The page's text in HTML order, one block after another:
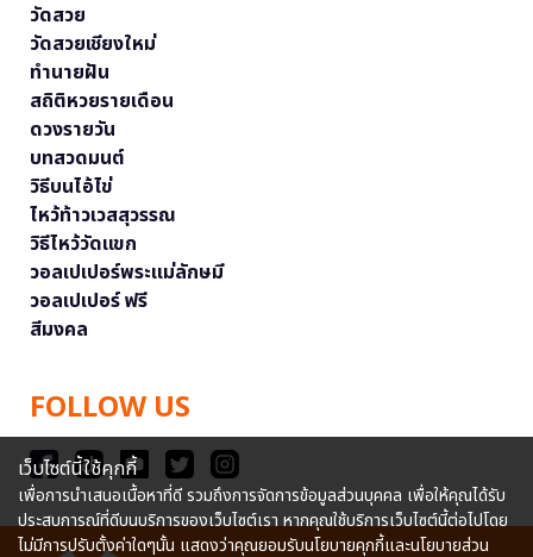
วัดสวย
วัดสวยเชียงใหม่
ทำนายฝัน
สถิติหวยรายเดือน
ดวงรายวัน
บทสวดมนต์
วิธีบนไอ้ไข่
ไหว้ท้าวเวสสุวรรณ
วิธีไหว้วัดแขก
วอลเปเปอร์พระแม่ลักษมี
วอลเปเปอร์ ฟรี
สีมงคล
FOLLOW US
เว็บไซต์นี้ใช้คุกกี้
เพื่อการนำเสนอเนื้อหาที่ดี รวมถึงการจัดการข้อมูลส่วนบุคคล เพื่อให้คุณได้รับ
ประสบการณ์ที่ดีบนบริการของเว็บไซต์เรา หากคุณใช้บริการเว็บไซต์นี้ต่อไปโดย
ไม่มีการปรับตั้งค่าใดๆนั้น แสดงว่าคุณยอมรับนโยบายคุกกี้และนโยบายส่วน